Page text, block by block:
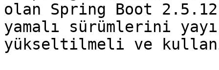
olan Spring Boot
yamalı sürümlerini
yükseltilmeli ve